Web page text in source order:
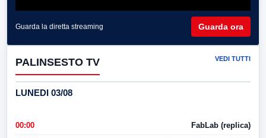
Guarda la diretta streaming Guarda ora
PALINSESTO TV VEDI TUTTI
LUNEDI 03/08
00:00 FabLab (replica)